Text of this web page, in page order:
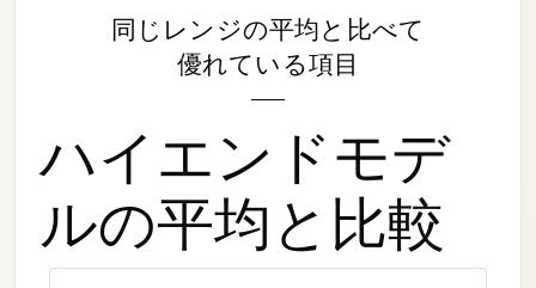
同じレンジの平均と比べて
優れている項目
ハイエンドモデ
ルの平均と比較